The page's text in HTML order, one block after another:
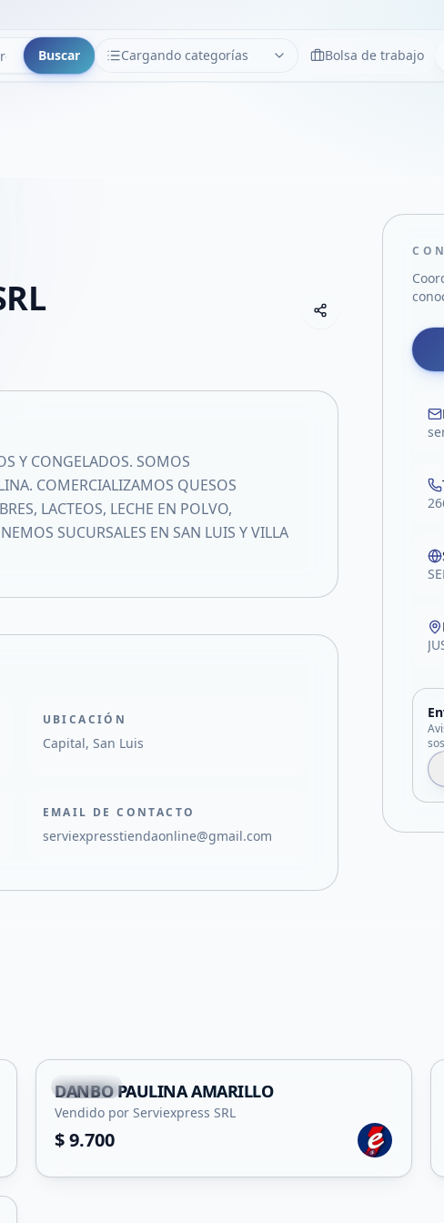
Buscar Cargando categorías
CATEGORÍAS LimpiarBolsa de trabajo
Compartir empresa
Compartir por
Compartir por
Compartir en
Y CONGELADOS. SOMOS
COMERCIALIZAMOS QUESOS
LACTEOS, LECHE EN POLVO,
SUCURSALES EN SAN LUIS Y VILLA
UBICACIÓN
Capital, San Luis
EMAIL DE CONTACTO
serviexpresstiendaonline@gmail.com
Capital
DANBO PAULINA AMARILLO
Vendido por Serviexpress SRL
$ 9.700